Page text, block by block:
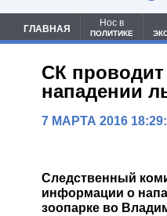
ГЛАВНАЯ
Нос в
ПОЛИТИКЕ
СК
нападении
7 МАРТА 2016
Следственный
информации о
зоопарке во